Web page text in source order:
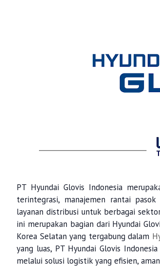
PT Hyundai Glovis Indonesia
terintegrasi, manajemen rantai
layanan distribusi untuk berbagai
ini merupakan bagian dari Hyundai
Korea Selatan yang tergabung dalam
yang luas, PT Hyundai Glovis
melalui solusi logistik yang efisien,